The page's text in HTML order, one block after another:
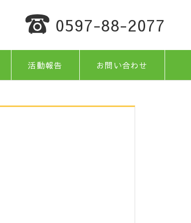
0597-88-2077
活動報告 お問い合わせ